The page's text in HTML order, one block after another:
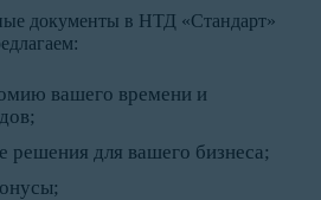
документы в НТД «Стандарт»
вашего времени и
решения для вашего бизнеса;